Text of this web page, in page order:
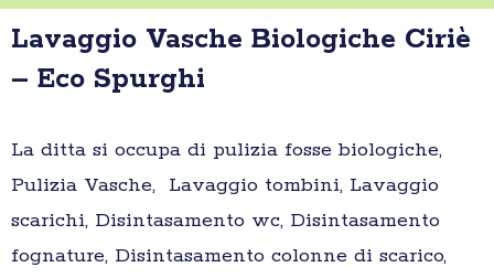
Lavaggio Vasche Biologiche Ciriè
– Eco Spurghi
La ditta si occupa di pulizia fosse biologiche,
Pulizia Vasche, Lavaggio tombini, Lavaggio
scarichi, Disintasamento wc, Disintasamento
fognature, Disintasamento colonne di scarico,